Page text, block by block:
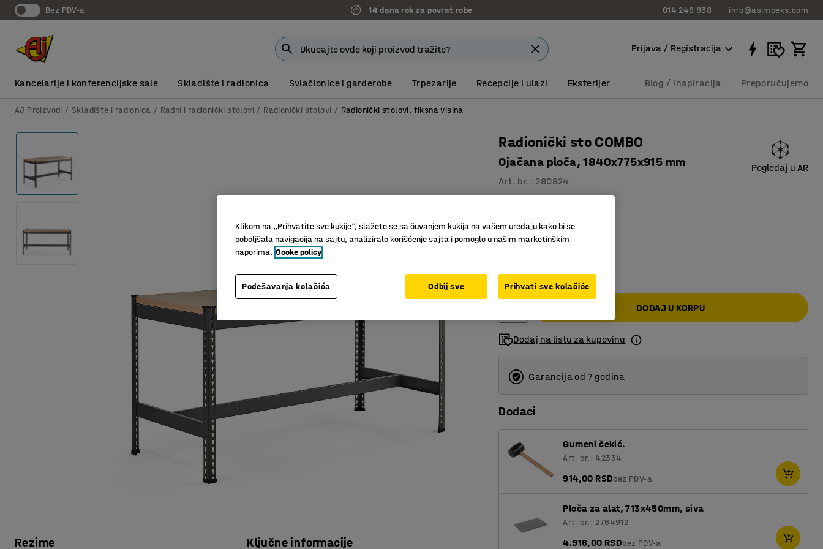
bez PDV-a 14 dana rok za povrat robe 014 248 838 info@asimpeks.com
Prijava / Registracija
Kancelarije i konferencijske sale Skladište i radionica Svlačionice i garderobe Trpezarije Recepcije i ulazi Eksterijer Blog / inspiracija Preporučujemo
AJ Proizvodi Skladište i radionica Radni i radionički stolovi Radionički stolovi Radionički stolovi, fiksna visina
Rezime Ključne informacije
Radionički sto COMBO
Ojačana ploča, 1840x775x915 mm
Art. br. : 280824
Pogledaj u AR
Može da se proširi
Velika nosivost
bez PDV-a
DODAJ U KORPU
Dodaj na listu za kupovinu
Garancija od 7 godina
Dodaci
Gumeni čekić.
Art. br.: 42334
914,00 RSDbez PDV-a
Ploča za alat, 713x450mm, siva
Art. br.: 2764912
4.916,00 RSDbez PDV-a
Klikom na „Prihvatite sve kukije“, slažete se sa čuvanjem kukija na vašem uređaju kako bi se
poboljšala navigacija na sajtu, analiziralo korišćenje sajta i pomoglo u našim marketinškim
naporima. Cooke policy
Podešavanja kolačića Odbij sve Prihvati sve kolačiće